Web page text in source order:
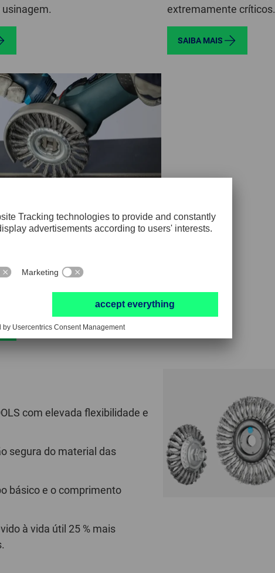
extremamente críticos.
SAIBA MAIS
TOOLS com X-LOCK
X-LOCK da Bosch para
angulares pode mudar de
redondo, o sistema X-LOCK
contorno em forma de x.
com elevada flexibilidade e
segura do material das
básico e o comprimento
à vida útil 25 % mais